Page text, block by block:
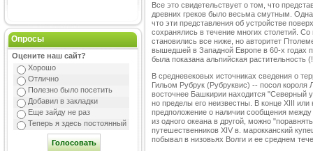
Опросы
Оцените наш сайт?
Хорошо
Отлично
Полезно было посетить
Добавил в закладки
Еще зайду не раз
Теперь я здесь постоянный
Все это свидетельствует о том, что
древних греков было весьма смутным.
что эти представления об устройстве
сохранялись в течение многих столетий.
становились все ниже, но авторитет
вышедшей в Западной Европе в 60-х годах
была показана альпийская растительность
В средневековых источниках сведения о
Гильом Рубрук (Рубруквис) -- посол короля
восточнее Башкирии находится
но пределы его неизвестны. В конце XIII
предположение о наличии сообщения
из одного океана в другой, можно
путешественников XIV в. марокканский
побывал в низовьях Волги и ее среднем